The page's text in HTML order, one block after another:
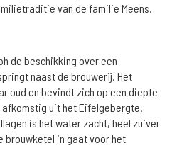
van de familie Meens.
de beschikking over een
naast de brouwerij. Het
oud en bevindt zich op een diepte
uit het Eifelgebergte.
is het water zacht, heel zuiver
brouwketel in gaat voor het